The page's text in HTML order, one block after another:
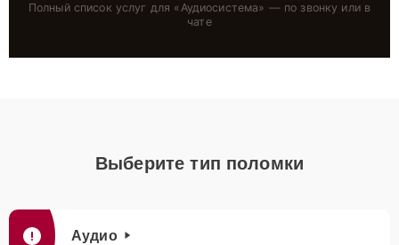
Полный список услуг для «Аудиосистема» — по звонку или в
чате
Выберите тип поломки
Аудио